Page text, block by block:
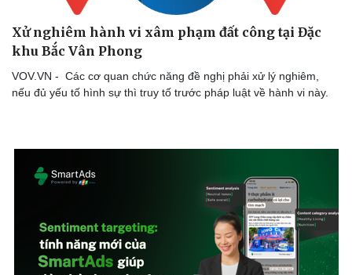
Sân khấu - Điện ảnh
Văn học
Âm nhạc
Giải trí
Nghệ sĩ
Thời trang
Sao Việt
Xử nghiêm hành vi xâm phạm đất công tại Đặc
khu Bắc Vân Phong
VOV.VN - Các cơ quan chức năng đề nghị phải xử lý nghiêm,
nếu đủ yếu tố hình sự thì truy tố trước pháp luật về hành vi này.